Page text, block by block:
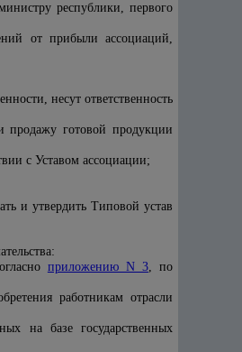
республики, первого
от прибыли ассоциаций,
несут ответственность
продажу готовой продукции
с Уставом ассоциации;
и утвердить Типовой устав
приложению N 3, по
работникам отрасли
на базе государственных